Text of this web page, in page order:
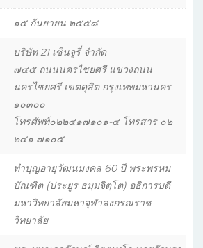
๑๕ กันยายน ๒๕๕๘
บริษัท 21 เซ็นจูรี่ จำกัด
๗๔๕ ถนนนครไชยศรี แขวงถนน
นครไชยศรี เขตดุสิต กรุงเทพมหานคร
๑๐๓๐๐
โทรศัพท์๐๒๒๔๑๗๑๐๑-๔ โทรสาร ๐๒
๒๔๑ ๗๑๐๕
ทำบุญอายุวัฒนมงคล 60 ปี พระพรหม
บัณฑิต (ประยูร ธมฺมจิตฺโต) อธิการบดี
มหาวิทยาลัยมหาจุฬาลงกรณราช
วิทยาลัย